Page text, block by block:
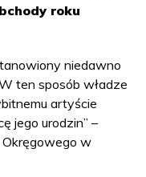
roku
niedawno
ten sposób władze
artyście
jego urodzin” –
Okręgowego w